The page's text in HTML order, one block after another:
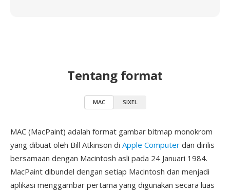
Tentang format
MAC SIXEL
MAC (MacPaint) adalah format gambar bitmap monokrom
yang dibuat oleh Bill Atkinson di Apple Computer dan dirilis
bersamaan dengan Macintosh asli pada 24 Januari 1984.
MacPaint dibundel dengan setiap Macintosh dan menjadi
aplikasi menggambar pertama yang digunakan secara luas